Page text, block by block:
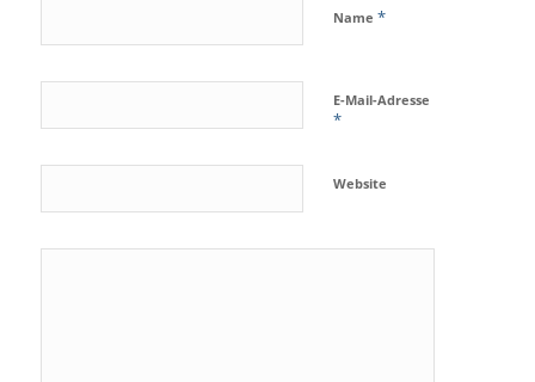
Name *
E-Mail-Adresse
*
Website